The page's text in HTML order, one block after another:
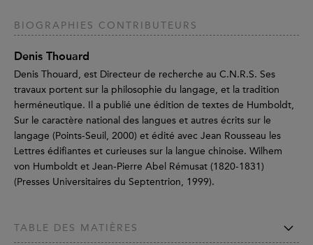
BIOGRAPHIES CONTRIBUTEURS
Denis Thouard
Denis Thouard, est Directeur de recherche au C.N.R.S. Ses
travaux portent sur la philosophie du langage, et la tradition
herméneutique. Il a publié une édition de textes de Humboldt,
Sur le caractère national des langues et autres écrits sur le
langage (Points-Seuil, 2000) et édité avec Jean Rousseau les
Lettres édifiantes et curieuses sur la langue chinoise. Wilhem
von Humboldt et Jean-Pierre Abel Rémusat (1820-1831)
(Presses Universitaires du Septentrion, 1999).
TABLE DES MATIÈRES